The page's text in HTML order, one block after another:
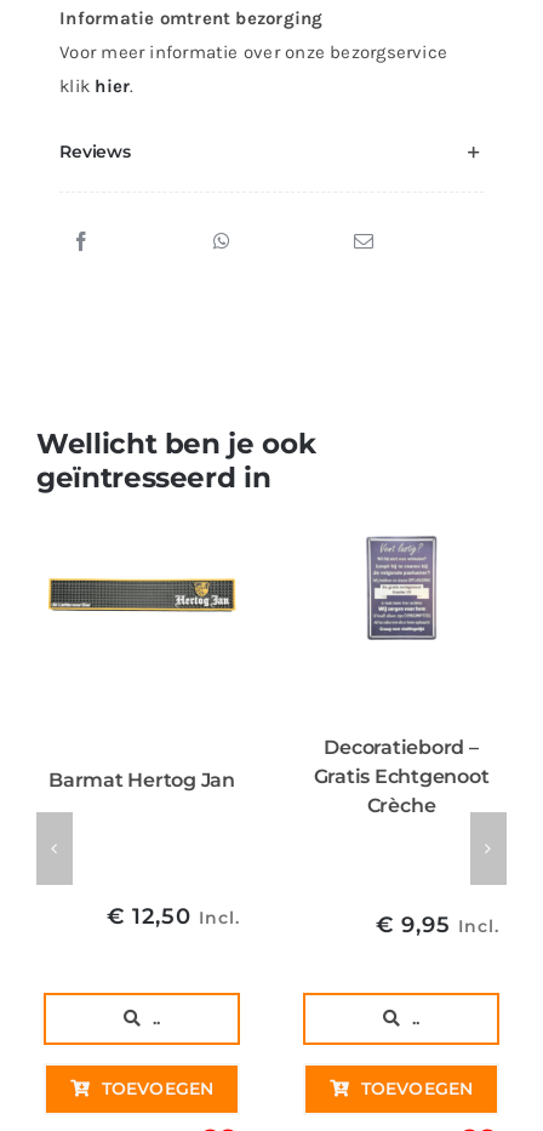
Informatie omtrent bezorging
Voor meer informatie over onze bezorgservice
klik hier.
Reviews
Wellicht ben je ook
geïntresseerd in
Barmat Hertog Jan
€ 12,50 Incl.
..
TOEVOEGEN
Decoratiebord –
Gratis Echtgenoot
Crèche
€ 9,95 Incl.
..
TOEVOEGEN